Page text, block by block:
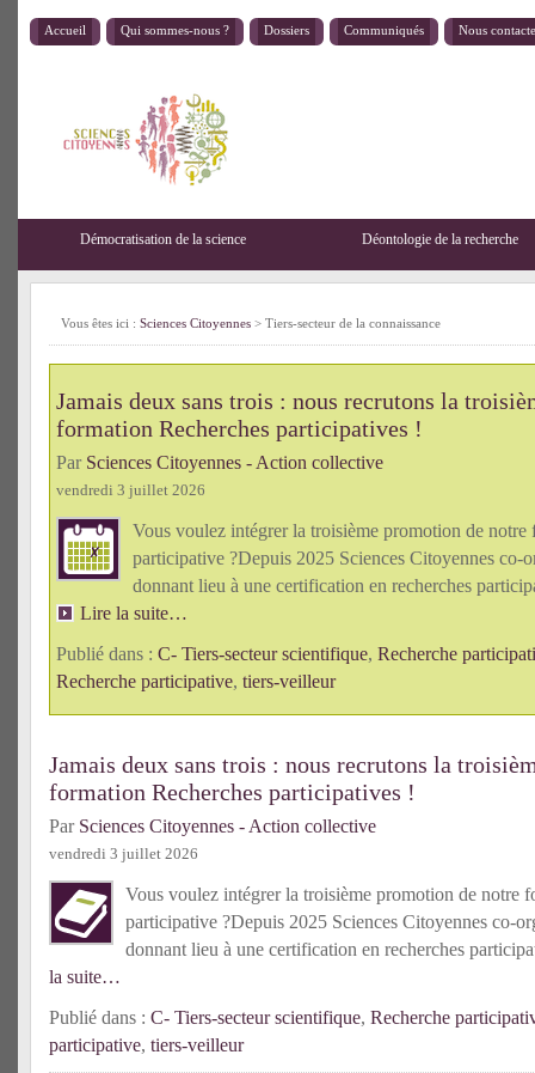
Accueil Qui sommes-nous ? Dossiers Communiqués Nous
Démocratisation de la science Déontologie de la recherche
Vous êtes ici : Sciences Citoyennes > Tiers-secteur de la connaissance
Jamais deux sans trois : nous recrutons la
formation Recherches participatives !
Par Sciences Citoyennes - Action collective
vendredi 3 juillet 2026
Vous voulez intégrer la troisième promotion de notre
participative ?Depuis 2025 Sciences Citoyennes co-
donnant lieu à une certification en recherches
Lire la suite…
Publié dans : C- Tiers-secteur scientifique, Recherche
Recherche participative, tiers-veilleur
Jamais deux sans trois : nous recrutons la
formation Recherches participatives !
Par Sciences Citoyennes - Action collective
vendredi 3 juillet 2026
Vous voulez intégrer la troisième promotion de notre
participative ?Depuis 2025 Sciences Citoyennes co-
donnant lieu à une certification en recherches
la suite…
Publié dans : C- Tiers-secteur scientifique, Recherche
participative, tiers-veilleur